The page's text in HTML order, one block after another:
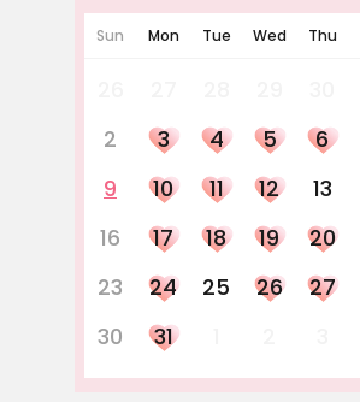
Sun Mon Tue Wed Thu
2
3 4 5 6
9
10 11 12 13
16
17 18 19 20
23
24 25 26 27
30
31